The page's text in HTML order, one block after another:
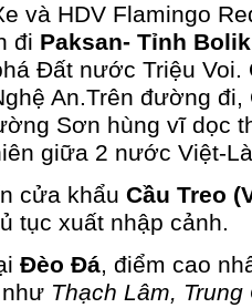
và HDV Flamingo
đi Paksan- Tỉnh
Đất nước Triệu Voi.
An.Trên đường
Sơn hùng vĩ dọc
giữa 2 nước Việt-
khẩu Cầu Treo
tục xuất nhập cảnh.
Đèo Đá, điểm cao
Thạch Lâm, Trung